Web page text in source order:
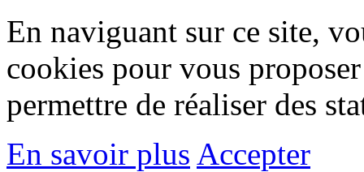
En naviguant sur ce site,
cookies pour vous
permettre de réaliser des
En savoir plus Accepter